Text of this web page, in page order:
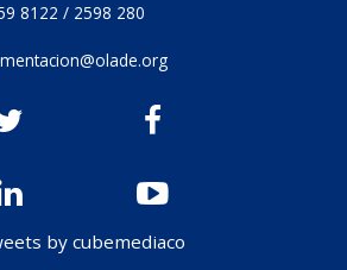
8122 / 2598 280
by cubemediaco